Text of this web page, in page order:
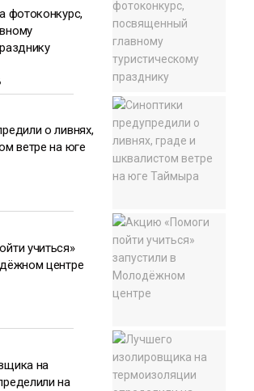
фотоконкурс,
о ливнях,
ветре на юге
учиться»
центре
на
на